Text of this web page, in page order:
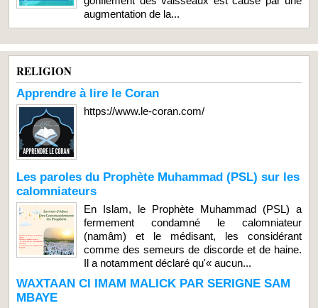
augmentation de la...
RELIGION
Apprendre à lire le Coran
https://www.le-coran.com/
Les paroles du Prophète Muhammad (PSL) sur les
calomniateurs
En Islam, le Prophète Muhammad (PSL) a
fermement condamné le calomniateur
(namâm) et le médisant, les considérant
comme des semeurs de discorde et de haine.
Il a notamment déclaré qu'« aucun...
WAXTAAN CI IMAM MALICK PAR SERIGNE SAM
MBAYE